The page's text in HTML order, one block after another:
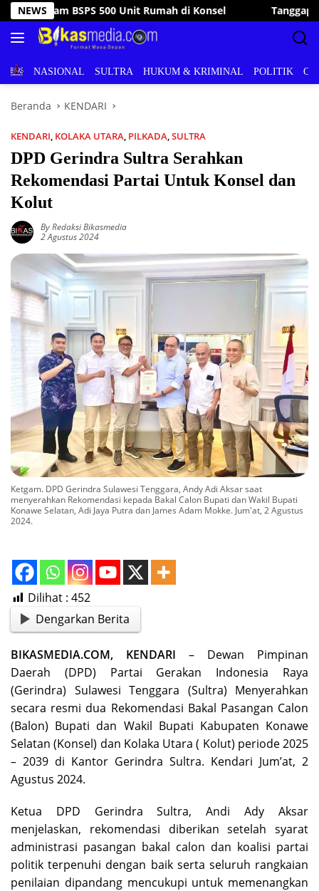
Langsung
ke
konten
NEWS
Tanggap Bencana, Wakil Bupati Konsel Kunjungi dan
BERITANASIONAL SULTRA HUKUM & KRIMINAL POLITIK
Beranda KENDARI
KENDARI, KOLAKA UTARA, PILKADA,SULTRA
DPD Gerindra Sultra Serahkan
Rekomendasi Partai Untuk Konsel dan
Kolut
By Redaksi Bikasmedia
2 Agustus 2024
Ketgam. DPD Gerindra Sulawesi Tenggara, Andy Adi Aksar saat
menyerahkan Rekomendasi kepada Bakal Calon Bupati dan Wakil Bupati
Konawe Selatan, Adi Jaya Putra dan James Adam Mokke. Jum'at, 2 Agustus
2024.
Dilihat : 452
Dengarkan Berita
BIKASMEDIA.COM, KENDARI – Dewan Pimpinan
Daerah (DPD) Partai Gerakan Indonesia Raya
(Gerindra) Sulawesi Tenggara (Sultra) Menyerahkan
secara resmi dua Rekomendasi Bakal Pasangan Calon
(Balon) Bupati dan Wakil Bupati Kabupaten Konawe
Selatan (Konsel) dan Kolaka Utara ( Kolut) periode 2025
– 2039 di Kantor Gerindra Sultra. Kendari Jum’at, 2
Agustus 2024.
Ketua DPD Gerindra Sultra, Andi Ady Aksar
menjelaskan, rekomendasi diberikan setelah syarat
administrasi pasangan bakal calon dan koalisi partai
politik terpenuhi dengan baik serta seluruh rangkaian
penilaian dipandang mencukupi untuk memenangkan